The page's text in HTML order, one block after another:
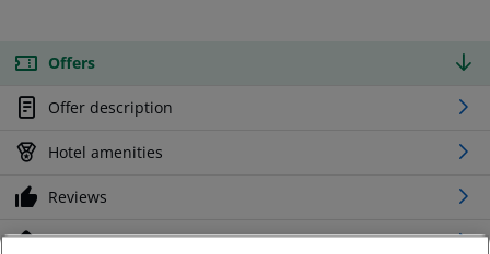
Offers
Offer description
Hotel amenities
Reviews
Location